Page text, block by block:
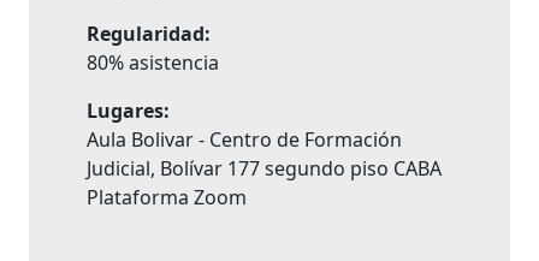
Regularidad:
80% asistencia
Lugares:
Aula Bolivar - Centro de Formación
Judicial, Bolívar 177 segundo piso CABA
Plataforma Zoom